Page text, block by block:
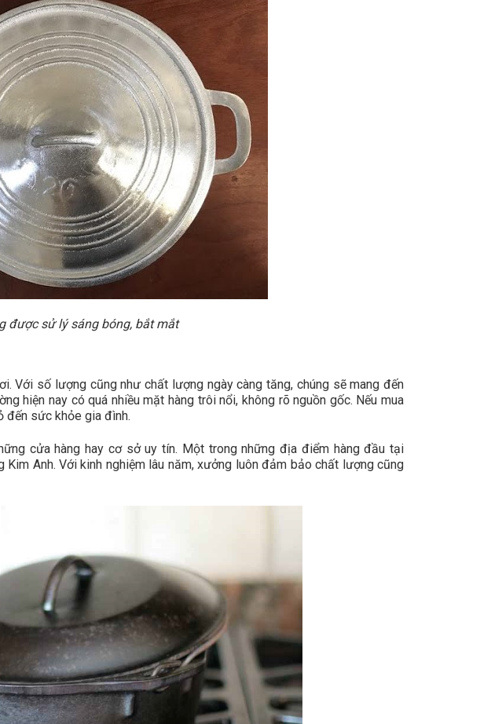
được sử lý sáng bóng, bắt mắt
Với số lượng cũng như chất lượng ngày càng tăng, chúng sẽ mang đến
hiện nay có quá nhiều mặt hàng trôi nổi, không rõ nguồn gốc. Nếu mua
đến sức khỏe gia đình.
cửa hàng hay cơ sở uy tín. Một trong những địa điểm hàng đầu tại
Anh. Với kinh nghiệm lâu năm, xưởng luôn đảm bảo chất lượng cũng